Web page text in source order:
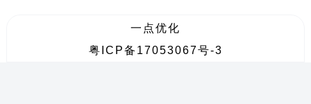
一点优化
粤ICP备17053067号-3